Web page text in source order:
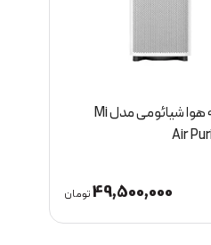
تصفیه هوا شیائومی مدل Mi
Air
49,500,000تومان